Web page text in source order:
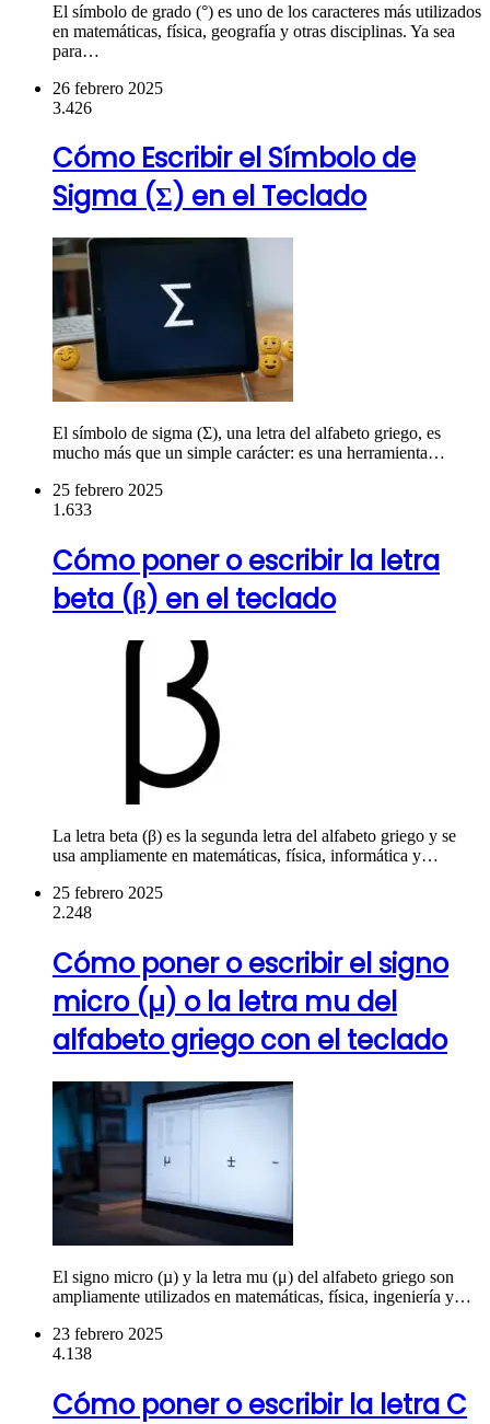
El símbolo de grado (°) es uno de los caracteres más utilizados
en matemáticas, física, geografía y otras disciplinas. Ya sea
para…
26 febrero 2025
3.426
Cómo Escribir el Símbolo de
Sigma (Σ) en el Teclado
El símbolo de sigma (Σ), una letra del alfabeto griego, es
mucho más que un simple carácter: es una herramienta…
25 febrero 2025
1.633
Cómo poner o escribir la letra
beta (β) en el teclado
La letra beta (β) es la segunda letra del alfabeto griego y se
usa ampliamente en matemáticas, física, informática y…
25 febrero 2025
2.248
Cómo poner o escribir el signo
micro (µ) o la letra mu del
alfabeto griego con el teclado
El signo micro (µ) y la letra mu (μ) del alfabeto griego son
ampliamente utilizados en matemáticas, física, ingeniería y…
23 febrero 2025
4.138
Cómo poner o escribir la letra C